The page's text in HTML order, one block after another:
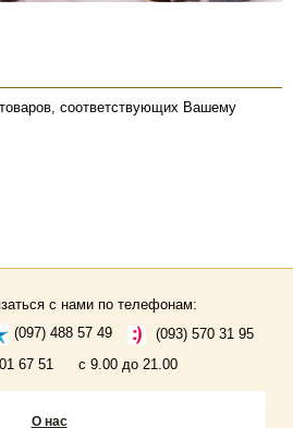
соответствующих Вашему
с нами по телефонам:
(097) 488 57 49
(093) 570 31 95
67 51
с 9.00 до 21.00
О нас